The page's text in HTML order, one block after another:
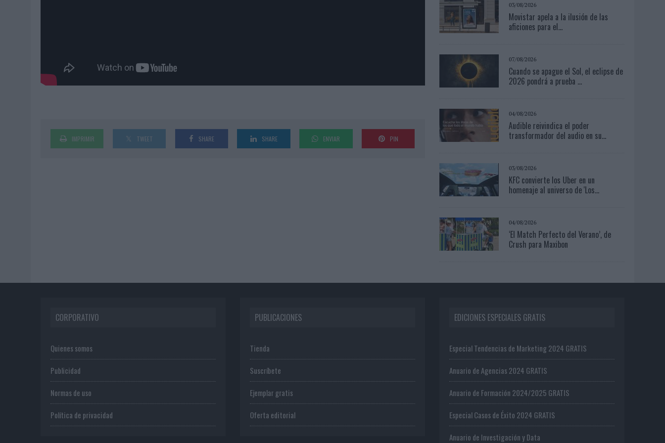
IMPRIMIR TWEET SHARE SHARE ENVIAR PIN
03/08/2026
Movistar apela a la ilusión de las
aficiones para el...
07/08/2026
Cuando se apague el Sol, el eclipse de
2026 pondrá a prueba ...
04/08/2026
Audible reivindica el poder
transformador del audio en su...
03/08/2026
KFC convierte los Uber en un
homenaje al universo de 'Los...
04/08/2026
‘El Match Perfecto del Verano’, de
Crush para Maxibon
CORPORATIVO
Quienes somos
Publicidad
Normas de uso
Política de privacidad
PUBLICACIONES
Tienda
Suscríbete
Ejemplar gratis
Oferta editorial
EDICIONES ESPECIALES GRATIS
Especial Tendencias de Marketing 2024 GRATIS
Anuario de Agencias 2024 GRATIS
Anuario de Formación 2024/2025 GRATIS
Especial Casos de Éxito 2024 GRATIS
Anuario de Investigación y Data